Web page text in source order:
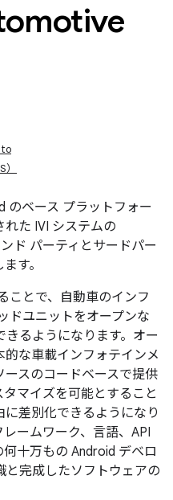
のベース プラットフォー
た IVI システムの
ド パーティとサードパー
す。
ことで、自動車のインフ
ドユニットをオープンな
るようになります。オー
な車載インフォテインメ
スのコードベースで提供
マイズを可能とすること
差別化できるようになり
ームワーク、言語、API
十万もの Android デベロ
と完成したソフトウェアの